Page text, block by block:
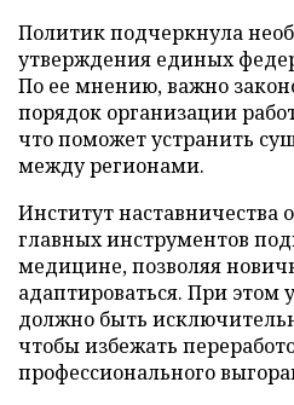
Политик подчеркнула
утверждения единых
По ее мнению, важно
порядок организации
что поможет устранить
между регионами.
Институт наставничества
главных инструментов
медицине, позволяя
адаптироваться. При этом
должно быть
чтобы избежать
профессионального